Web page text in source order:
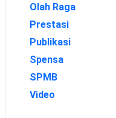
Olah Raga
Prestasi
Publikasi
Spensa
SPMB
Video